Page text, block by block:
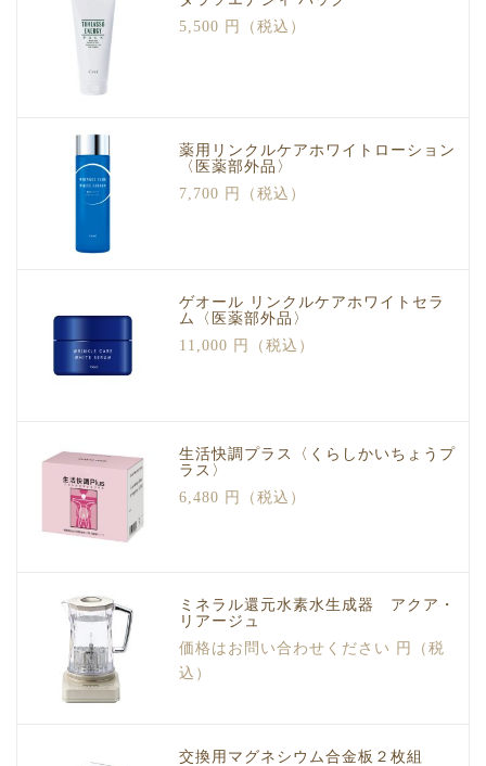
5,500 円（税込）
薬用リンクルケアホワイトローション
〈医薬部外品〉
7,700 円（税込）
ゲオール リンクルケアホワイトセラ
ム〈医薬部外品〉
11,000 円（税込）
生活快調プラス〈くらしかいちょうプ
ラス〉
6,480 円（税込）
ミネラル還元水素水生成器 アクア・
リアージュ
価格はお問い合わせください 円（税
込）
交換用マグネシウム合金板２枚組